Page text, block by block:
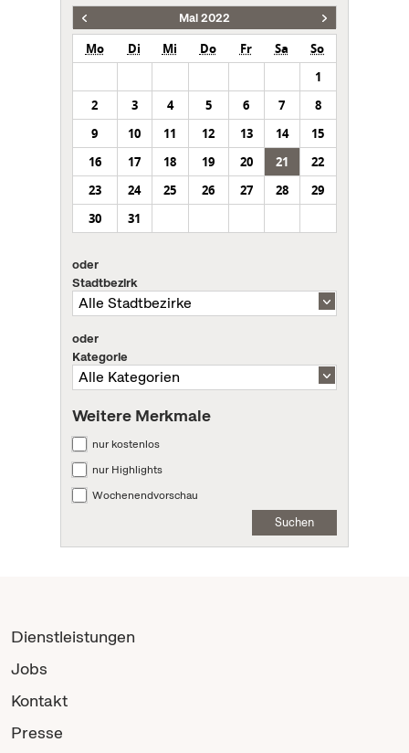
Mai 2022
Mo Di Mi Do Fr Sa
So
1
2
3 4 5 6 7
8
9
10 11 12 13 14
15
16
17 18 19 20 21
22
23
24 25 26 27 28
29
30
31
oder
Stadtbezirk
oder
Kategorie
Weitere Merkmale
nur kostenlos
nur Highlights
Wochenendvorschau
Suchen
Dienstleistungen
Jobs
Kontakt
Presse